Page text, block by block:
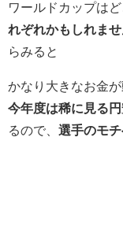
ワールドカップは
れぞれかもしれませ
らみると
かなり大きなお金
今年度は稀に見る
るので、 選手のモ